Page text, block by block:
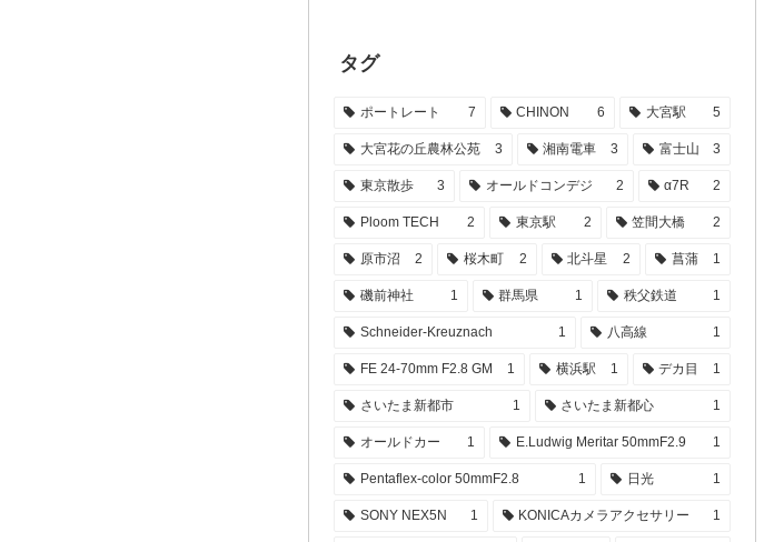
タグ
ポートレート 7 CHINON 6 大宮駅 5
大宮花の丘農林公苑 3 湘南電車 3 富士山 3
東京散歩 3 オールドコンデジ 2 α7R 2
Ploom TECH 2 東京駅 2 笠間大橋 2
原市沼 2 桜木町 2 北斗星 2 菖蒲 1
磯前神社 1 群馬県 1 秩父鉄道 1
Schneider-Kreuznach 1 八高線 1
FE 24-70mm F2.8 GM 1 横浜駅 1 デカ目 1
さいたま新都市 1 さいたま新都心 1
オールドカー 1 E.Ludwig Meritar 50mmF2.9 1
Pentaflex-color 50mmF2.8 1 日光 1
SONY NEX5N 1 KONICAカメラアクセサリー 1